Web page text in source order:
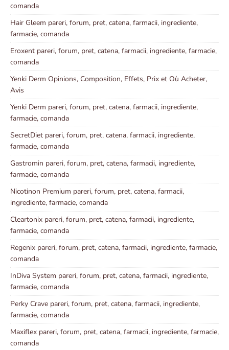
comanda
Hair Gleem pareri, forum, pret, catena, farmacii, ingrediente,
farmacie, comanda
Eroxent pareri, forum, pret, catena, farmacii, ingrediente, farmacie,
comanda
Yenki Derm Opinions, Composition, Effets, Prix et Où Acheter,
Avis
Yenki Derm pareri, forum, pret, catena, farmacii, ingrediente,
farmacie, comanda
SecretDiet pareri, forum, pret, catena, farmacii, ingrediente,
farmacie, comanda
Gastromin pareri, forum, pret, catena, farmacii, ingrediente,
farmacie, comanda
Nicotinon Premium pareri, forum, pret, catena, farmacii,
ingrediente, farmacie, comanda
Cleartonix pareri, forum, pret, catena, farmacii, ingrediente,
farmacie, comanda
Regenix pareri, forum, pret, catena, farmacii, ingrediente, farmacie,
comanda
InDiva System pareri, forum, pret, catena, farmacii, ingrediente,
farmacie, comanda
Perky Crave pareri, forum, pret, catena, farmacii, ingrediente,
farmacie, comanda
Maxiflex pareri, forum, pret, catena, farmacii, ingrediente, farmacie,
comanda